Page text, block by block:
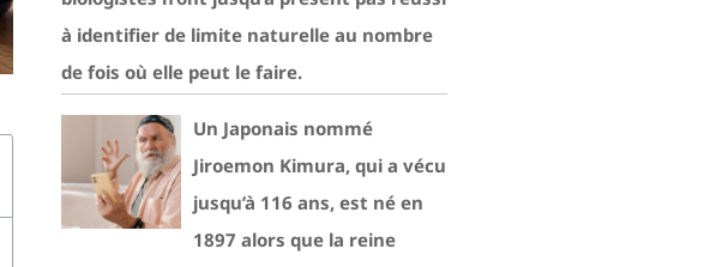
à identifier de limite naturelle au nombre
de fois où elle peut le faire.
Un Japonais nommé
Jiroemon Kimura, qui a vécu
jusqu’à 116 ans, est né en
1897 alors que la reine